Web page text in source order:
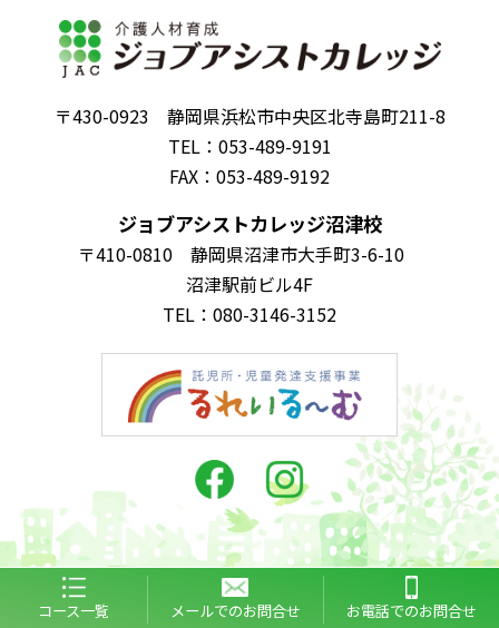
〒430-0923 静岡県浜松市中央区北寺島町211-8
TEL：053-489-9191
FAX：053-489-9192
ジョブアシストカレッジ沼津校
〒410-0810 静岡県沼津市大手町3-6-10
沼津駅前ビル4F
TEL：080-3146-3152
コース一覧 メールでのお問合せ お電話でのお問合せ